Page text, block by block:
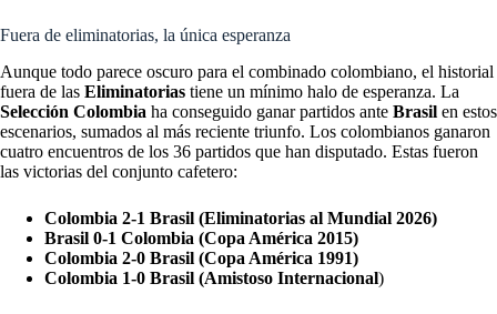
Fuera de eliminatorias, la única esperanza
Aunque todo parece oscuro para el combinado colombiano, el historial
fuera de las Eliminatorias tiene un mínimo halo de esperanza. La
Selección Colombia ha conseguido ganar partidos ante Brasil en estos
escenarios, sumados al más reciente triunfo. Los colombianos ganaron
cuatro encuentros de los 36 partidos que han disputado. Estas fueron
las victorias del conjunto cafetero:
Colombia 2-1 Brasil (Eliminatorias al Mundial 2026)
Brasil 0-1 Colombia (Copa América 2015)
Colombia 2-0 Brasil (Copa América 1991)
Colombia 1-0 Brasil (Amistoso Internacional)